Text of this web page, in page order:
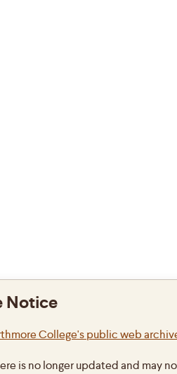
Notice
College's public web
is no longer updated and may